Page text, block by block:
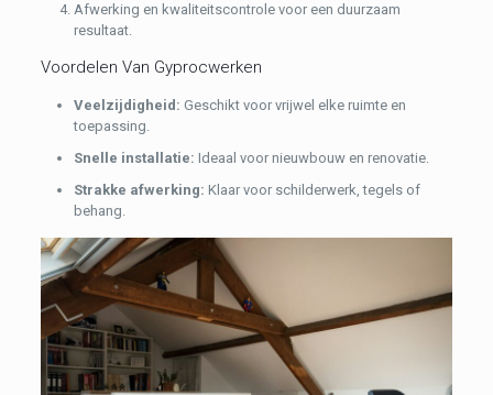
Afwerking en kwaliteitscontrole voor een duurzaam
resultaat.
Voordelen Van Gyprocwerken
Veelzijdigheid: Geschikt voor vrijwel elke ruimte en
toepassing.
Snelle installatie: Ideaal voor nieuwbouw en renovatie.
Strakke afwerking: Klaar voor schilderwerk, tegels of
behang.